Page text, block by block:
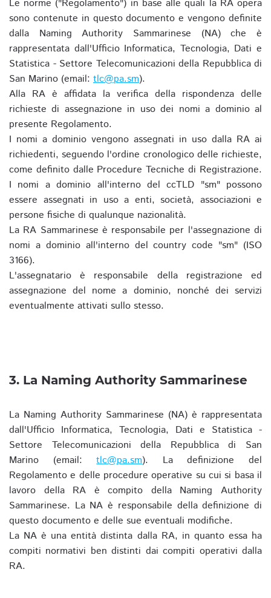
Le norme ("Regolamento") in base alle quali la RA opera
sono contenute in questo documento e vengono definite
dalla Naming Authority Sammarinese (NA) che è
rappresentata dall'Ufficio Informatica, Tecnologia, Dati e
Statistica - Settore Telecomunicazioni della Repubblica di
San Marino (email: tlc@pa.sm).
Alla RA è affidata la verifica della rispondenza delle
richieste di assegnazione in uso dei nomi a dominio al
presente Regolamento.
I nomi a dominio vengono assegnati in uso dalla RA ai
richiedenti, seguendo l'ordine cronologico delle richieste,
come definito dalle Procedure Tecniche di Registrazione.
I nomi a dominio all'interno del ccTLD "sm" possono
essere assegnati in uso a enti, società, associazioni e
persone fisiche di qualunque nazionalità.
La RA Sammarinese è responsabile per l'assegnazione di
nomi a dominio all'interno del country code "sm" (ISO
3166).
L'assegnatario è responsabile della registrazione ed
assegnazione del nome a dominio, nonché dei servizi
eventualmente attivati sullo stesso.
3. La Naming Authority Sammarinese
La Naming Authority Sammarinese (NA) è rappresentata
dall'Ufficio Informatica, Tecnologia, Dati e Statistica -
Settore Telecomunicazioni della Repubblica di San
Marino (email:tlc@pa.sm). La definizione del
Regolamento e delle procedure operative su cui si basa il
lavoro della RA è compito della Naming Authority
Sammarinese. La NA è responsabile della definizione di
questo documento e delle sue eventuali modifiche.
La NA è una entità distinta dalla RA, in quanto essa ha
compiti normativi ben distinti dai compiti operativi dalla
RA.